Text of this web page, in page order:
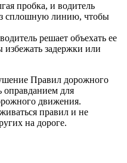
пробка, и водитель
сплошную линию, чтобы
решает объехать ее
избежать задержки или
Правил дорожного
оправданием для
движения.
правил и не
на дороге.